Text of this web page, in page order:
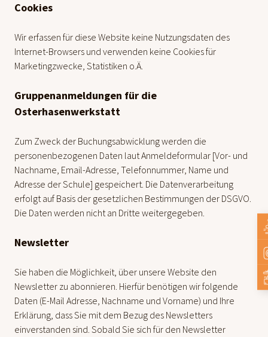
Cookies
Wir erfassen für diese Website keine Nutzungsdaten des
Internet-Browsers und verwenden keine Cookies für
Marketingzwecke, Statistiken o.Ä.
Gruppenanmeldungen für die
Osterhasenwerkstatt
Zum Zweck der Buchungsabwicklung werden die
personenbezogenen Daten laut Anmeldeformular [Vor- und
Nachname, Email-Adresse, Telefonnummer, Name und
Adresse der Schule] gespeichert. Die Datenverarbeitung
erfolgt auf Basis der gesetzlichen Bestimmungen der DSGVO.
Die Daten werden nicht an Dritte weitergegeben.
Newsletter
Sie haben die Möglichkeit, über unsere Website den
Newsletter zu abonnieren. Hierfür benötigen wir folgende
Daten (E-Mail Adresse, Nachname und Vorname) und Ihre
Erklärung, dass Sie mit dem Bezug des Newsletters
einverstanden sind. Sobald Sie sich für den Newsletter